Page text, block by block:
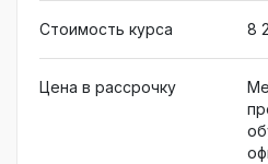
Стоимость курса 8
Цена в рассрочку